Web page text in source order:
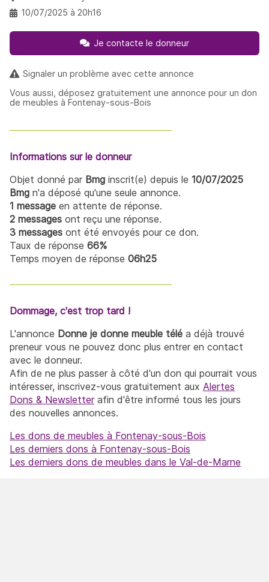
10/07/2025 à 20h16
Je contacte le donneur
Signaler un problème avec cette annonce
Vous aussi, déposez gratuitement une annonce pour un don
de meubles à Fontenay-sous-Bois
Informations sur le donneur
Objet donné par Bmg inscrit(e) depuis le 10/07/2025
Bmg n'a déposé qu'une seule annonce.
1 message en attente de réponse.
2 messages ont reçu une réponse.
3 messages ont été envoyés pour ce don.
Taux de réponse 66%
Temps moyen de réponse 06h25
Dommage, c'est trop tard !
L'annonce Donne je donne meuble télé a déjà trouvé
preneur vous ne pouvez donc plus entrer en contact
avec le donneur.
Afin de ne plus passer à côté d'un don qui pourrait vous
intéresser, inscrivez-vous gratuitement aux Alertes
Dons & Newsletterafin d'être informé tous les jours
des nouvelles annonces.
Les dons de meubles à Fontenay-sous-Bois
Les derniers dons à Fontenay-sous-Bois
Les derniers dons de meubles dans le Val-de-Marne